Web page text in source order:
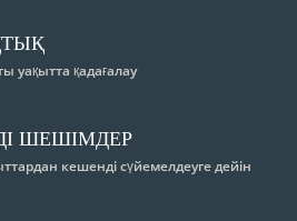
уақытта қадағалау
ШЕШІМДЕР
кешенді сүйемелдеуге дейін